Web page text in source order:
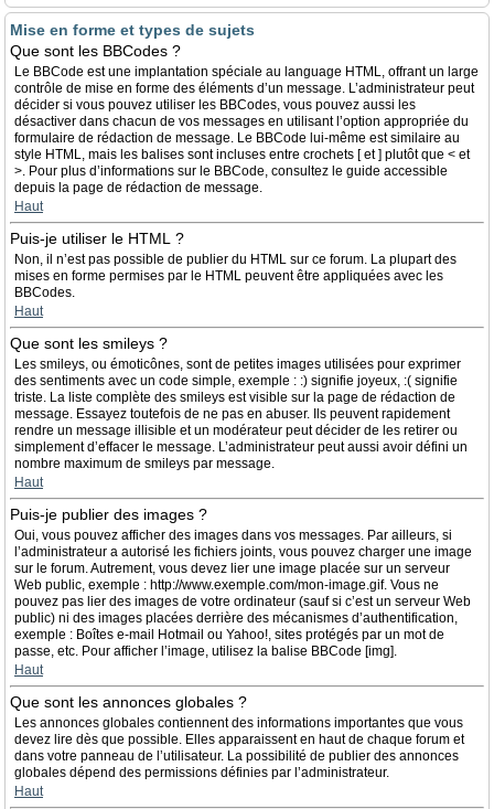
Mise en forme et types de sujets
Que sont les BBCodes ?
Le BBCode est une implantation spéciale au language HTML, offrant un large
contrôle de mise en forme des éléments d’un message. L’administrateur peut
décider si vous pouvez utiliser les BBCodes, vous pouvez aussi les
désactiver dans chacun de vos messages en utilisant l’option appropriée du
formulaire de rédaction de message. Le BBCode lui-même est similaire au
style HTML, mais les balises sont incluses entre crochets [ et ] plutôt que < et
>. Pour plus d’informations sur le BBCode, consultez le guide accessible
depuis la page de rédaction de message.
Haut
Puis-je utiliser le HTML ?
Non, il n’est pas possible de publier du HTML sur ce forum. La plupart des
mises en forme permises par le HTML peuvent être appliquées avec les
BBCodes.
Haut
Que sont les smileys ?
Les smileys, ou émoticônes, sont de petites images utilisées pour exprimer
des sentiments avec un code simple, exemple : :) signifie joyeux, :( signifie
triste. La liste complète des smileys est visible sur la page de rédaction de
message. Essayez toutefois de ne pas en abuser. Ils peuvent rapidement
rendre un message illisible et un modérateur peut décider de les retirer ou
simplement d’effacer le message. L’administrateur peut aussi avoir défini un
nombre maximum de smileys par message.
Haut
Puis-je publier des images ?
Oui, vous pouvez afficher des images dans vos messages. Par ailleurs, si
l’administrateur a autorisé les fichiers joints, vous pouvez charger une image
sur le forum. Autrement, vous devez lier une image placée sur un serveur
Web public, exemple : http://www.exemple.com/mon-image.gif. Vous ne
pouvez pas lier des images de votre ordinateur (sauf si c’est un serveur Web
public) ni des images placées derrière des mécanismes d’authentification,
exemple : Boîtes e-mail Hotmail ou Yahoo!, sites protégés par un mot de
passe, etc. Pour afficher l’image, utilisez la balise BBCode [img].
Haut
Que sont les annonces globales ?
Les annonces globales contiennent des informations importantes que vous
devez lire dès que possible. Elles apparaissent en haut de chaque forum et
dans votre panneau de l’utilisateur. La possibilité de publier des annonces
globales dépend des permissions définies par l’administrateur.
Haut